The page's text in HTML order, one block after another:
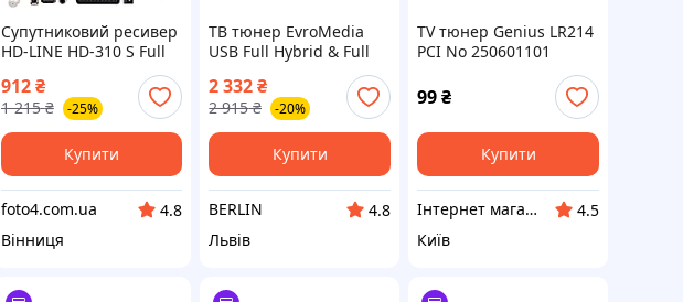
Супутниковий ресивер
HD-LINE HD-310 S Full
(HDMI, SCART, 2xUSB,
PVR, DiSEqC)
912 ₴
1 215 ₴ -25%
Купити
foto4.com.ua
4.8
Вінниця
ТВ тюнер EvroMedia
USB Full Hybrid & Full
2 332₴
2 915 ₴ -20%
Купити
BERLIN
4.8
Львів
TV тюнер Genius LR214
PCI No 250601101
99₴
Купити
Інтернет магазин «Tovara.net»
4.5
Київ